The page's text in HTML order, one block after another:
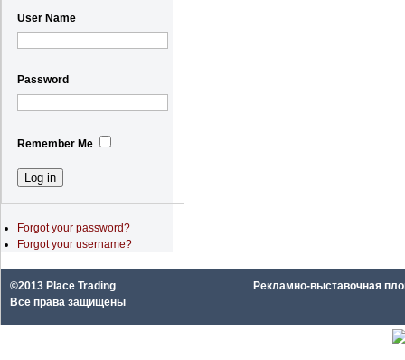
User Name
Password
Remember Me
Forgot your password?
Forgot your username?
©2013 Place Trading
Все права защищены
Рекламно-выставочная